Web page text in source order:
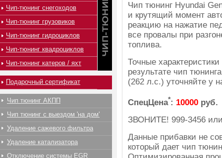
Чип тюнинг Hyundai
и крутящий момент
реакцию на нажатие
все провалы при
топлива.
Точные
результате чип
(262 л.с.) уточняйте у
СпецЦена*: 10000 руб.
ЗВОНИТЕ! 999-3456
Данные прибавки не
который дает чип
Чип-тюнинг снегоходов
Чип-тюнинг грузовиков
Чип-тюнинг гидроциклов
Чип-тюнинг квадроциклов
Чип-тюнинг катеров / яхт
Подарочный сертификат
Чип тюнинг АКПП
Чип тюнинг с выездом 'на дом'
Удаление сажевого фильтра
Удаление катализатора
Отключение системы EGR